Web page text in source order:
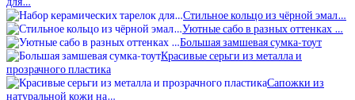
Стильное кольцо из чёрной эмал…
Уютные сабо в разных оттенках …
Большая замшевая сумка-тоут
Красивые серьги из металла и
прозрачного пластика
Сапожки из
натуральной кожи на…